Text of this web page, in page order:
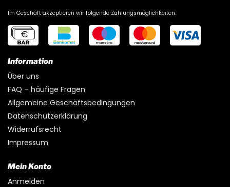
Im Geschäft akzeptieren wir folgende Zahlungsmöglichkeiten:
Information
Über uns
FAQ – häufige Fragen
Allgemeine Geschäftsbedingungen
Datenschutzerklärung
Widerrufsrecht
Impressum
Mein Konto
Anmelden